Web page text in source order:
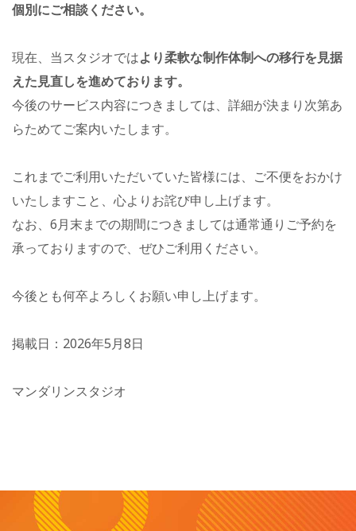
個別にご相談ください。
現在、当スタジオではより柔軟な制作体制への移行を見据
えた見直しを進めております。
今後のサービス内容につきましては、詳細が決まり次第あ
らためてご案内いたします。
これまでご利用いただいていた皆様には、ご不便をおかけ
いたしますこと、心よりお詫び申し上げます。
なお、6月末までの期間につきましては通常通りご予約を
承っておりますので、ぜひご利用ください。
今後とも何卒よろしくお願い申し上げます。
掲載日：2026年5月8日
マンダリンスタジオ